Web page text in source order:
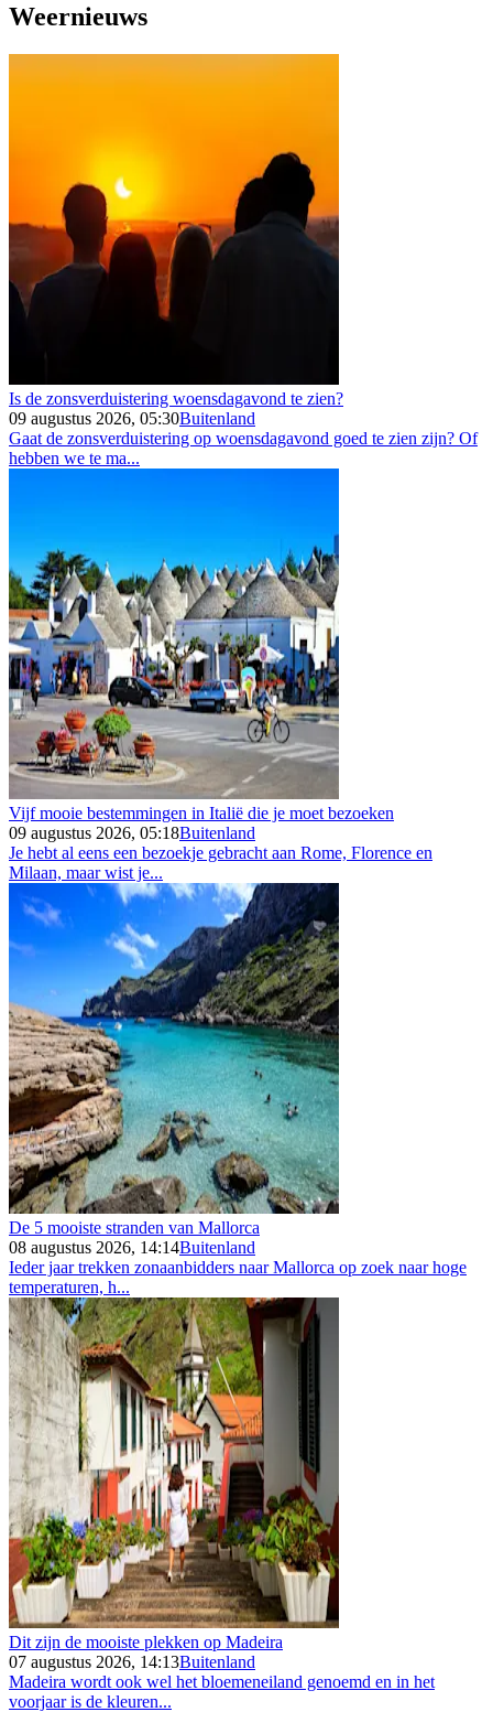
Weernieuws
Is de zonsverduistering woensdagavond te zien?
09 augustus 2026, 05:30Buitenland
Gaat de zonsverduistering op woensdagavond goed te zien zijn? Of
hebben we te ma...
Vijf mooie bestemmingen in Italië die je moet bezoeken
09 augustus 2026, 05:18Buitenland
Je hebt al eens een bezoekje gebracht aan Rome, Florence en
Milaan, maar wist je...
De 5 mooiste stranden van Mallorca
08 augustus 2026, 14:14Buitenland
Ieder jaar trekken zonaanbidders naar Mallorca op zoek naar hoge
temperaturen, h...
Dit zijn de mooiste plekken op Madeira
07 augustus 2026, 14:13Buitenland
Madeira wordt ook wel het bloemeneiland genoemd en in het
voorjaar is de kleuren...